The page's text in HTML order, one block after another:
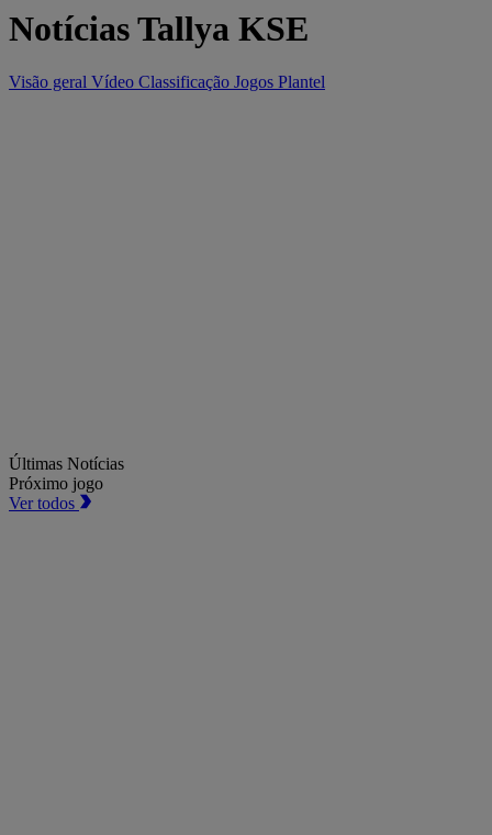
Notícias Tallya KSE
Visão geral Vídeo Classificação Jogos Plantel
Últimas Notícias
Próximo jogo
Ver todos